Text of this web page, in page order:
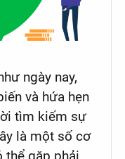
ngày nay,
và hứa hẹn
tìm kiếm sự
là một số cơ